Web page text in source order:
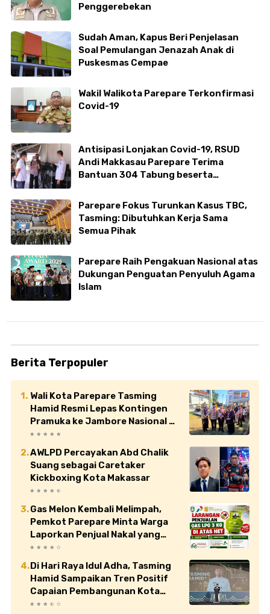
Penggerebekan
Sudah Aman, Kapus Beri Penjelasan
Soal Pemulangan Jenazah Anak di
Puskesmas Cempae
Wakil Walikota Parepare Terkonfirmasi
Covid-19
Antisipasi Lonjakan Covid-19, RSUD
Andi Makkasau Parepare Terima
Bantuan 304 Tabung beserta
Parepare Fokus Turunkan Kasus TBC,
Tasming: Dibutuhkan Kerja Sama
Semua Pihak
Parepare Raih Pengakuan Nasional atas
Dukungan Penguatan Penyuluh Agama
Islam
Berita Terpopuler
Wali Kota Parepare Tasming
Hamid Resmi Lepas Kontingen
Pramuka ke Jambore Nasional XII
di Cibubur
AWLPD Percayakan Abd Chalik
Suang sebagai Caretaker
Kickboxing Kota Makassar
Gas Melon Kembali Melimpah,
Pemkot Parepare Minta Warga
Laporkan Penjual Nakal yang
Jual di Atas HET
Di Hari Raya Idul Adha, Tasming
Hamid Sampaikan Tren Positif
Capaian Pembangunan Kota
Parepare